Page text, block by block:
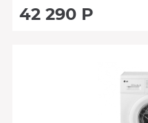
42 290 Р